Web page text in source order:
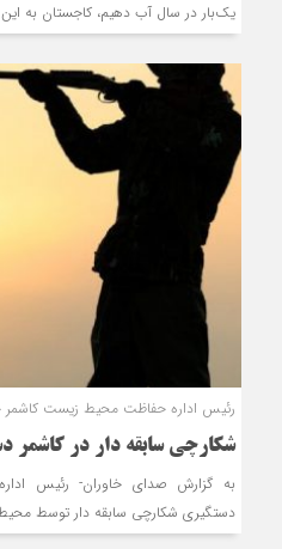
یک‌بار در سال آب دهیم، کاجستان به
رئیس اداره حفاظت محیط زیست کاشمر
شکارچی سابقه دار در کاشمر
به گزارش صدای خاوران- رئیس
دستگیری شکارچی سابقه دار توسط محیط